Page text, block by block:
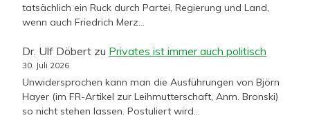
tatsächlich ein Ruck durch Partei, Regierung und Land,
wenn auch Friedrich Merz…
Dr. Ulf Döbert zu Privates ist immer auch politisch
30. Juli 2026
Unwidersprochen kann man die Ausführungen von Björn
Hayer (im FR-Artikel zur Leihmutterschaft, Anm. Bronski)
so nicht stehen lassen. Postuliert wird…